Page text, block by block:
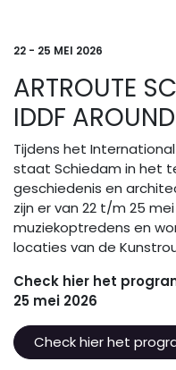
22 - 25 MEI 2026
ARTROUTE
IDDF
Tijdens het International
staat Schiedam in het
geschiedenis en
zijn er van 22 t/m 25
muziekoptredens en
locaties van de
Check hier het
25 mei 2026
Check hier het